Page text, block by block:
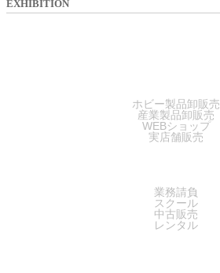
EXHIBITION
ホビー製品卸販売
産業製品卸販売
WEBショップ
実店舗販売
業務請負
スクール
中古販売
レンタル